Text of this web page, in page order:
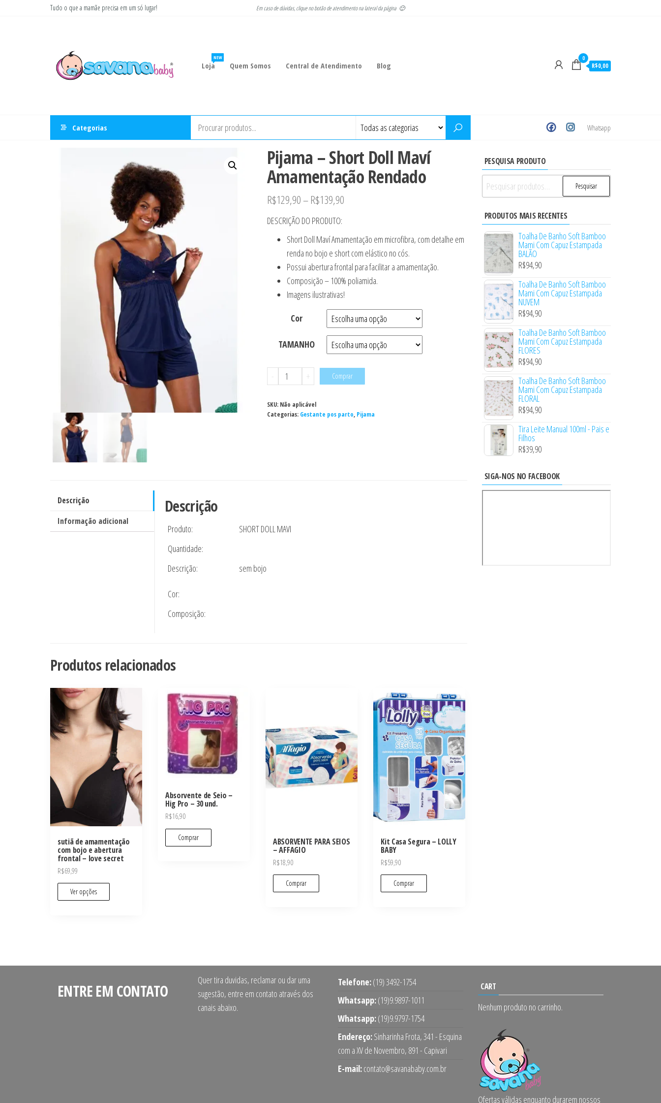
Tudo o que a mamãe precisa em um só lugar! Em caso de dúvidas, clique no botão de atendimento na lateral da página 🙂
Loja
NEW
Quem Somos Central de Atendimento Blog
0
R$0,00
Categorias Whatsapp
Pijama – Short Doll Maví
Amamentação Rendado
R$129,90–R$139,90
DESCRIÇÃO DO PRODUTO:
Short Doll Maví Amamentação em microfibra, com detalhe em
renda no bojo e short com elástico no cós.
Possui abertura frontal para facilitar a amamentação.
Composição – 100% poliamida.
Imagens ilustrativas!
Cor
TAMANHO
-
Pijama
-
Short
Doll
+ Comprar
SKU: Não aplicável
Categorias: Gestante pos parto, Pijama
Descrição
Informação adicional
Descrição
Produto:
SHORT DOLL MAVI
Quantidade:
Descrição:
sem bojo
Cor:
Composição:
Produtos relacionados
sutiã de amamentação
com bojo e abertura
frontal – love secret
R$69,99
Ver opções
Absorvente de Seio –
Hig Pro – 30 und.
R$16,90
Comprar ABSORVENTE PARA SEIOS
– AFFAGIO
R$18,90
Comprar
Kit Casa Segura – LOLLY
BABY
R$59,90
Comprar
PESQUISA PRODUTO
Pesquisar
por:
Pesquisar
PRODUTOS MAIS RECENTES
Toalha De Banho Soft Bamboo
Mami Com Capuz Estampada
BALÃO
R$94,90
Toalha De Banho Soft Bamboo
Mami Com Capuz Estampada
NUVEM
R$94,90
Toalha De Banho Soft Bamboo
Mami Com Capuz Estampada
FLORES
R$94,90
Toalha De Banho Soft Bamboo
Mami Com Capuz Estampada
FLORAL
R$94,90
Tira Leite Manual 100ml - Pais e
Filhos
R$39,90
SIGA-NOS NO FACEBOOK
ENTRE EM CONTATO
Quer tira duvidas, reclamar ou dar uma
sugestão, entre em contato através dos
canais abaixo.
Telefone:(19) 3492-1754
Whatsapp:(19)9.9897-1011
Whatsapp:(19)9.9797-1754
Endereço:Sinharinha Frota, 341 - Esquina
com a XV de Novembro, 891 - Capivari
E-mail:contato@savanababy.com.br
CART
Nenhum produto no carrinho.
Ofertas válidas enquanto durarem nossos